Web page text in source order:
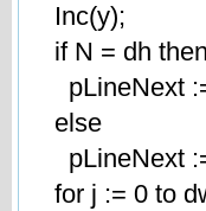
Inc(y);
if N = dh then
pLineNext
else
pLineNext
for j := 0 to